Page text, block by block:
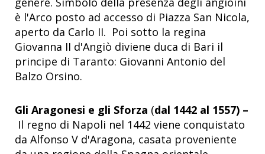
è l'Arco posto ad accesso di Piazza San Nicola,
aperto da Carlo II. Poi sotto la regina
Giovanna II d'Angiò diviene duca di Bari il
principe di Taranto: Giovanni Antonio del
Balzo Orsino.
Gli Aragonesi e gli Sforza (dal 1442 al 1557) –
Il regno di Napoli nel 1442 viene conquistato
da Alfonso V d'Aragona, casata proveniente